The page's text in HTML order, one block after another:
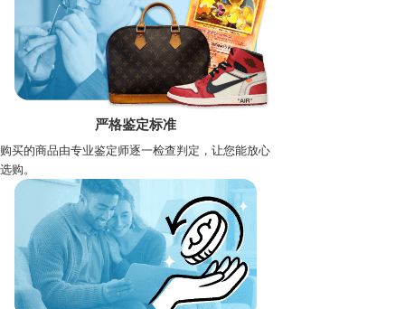
严格鉴定标准
购买的商品由专业鉴定师逐一检查判定，让您能放心
选购。